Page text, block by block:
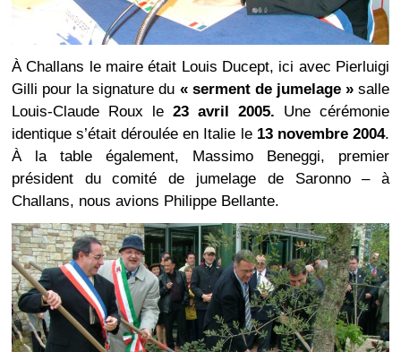
À Challans le maire était Louis Ducept, ici avec Pierluigi
Gilli pour la signature du « serment de jumelage » salle
Louis-Claude Roux le 23 avril 2005. Une cérémonie
identique s’était déroulée en Italie le 13 novembre 2004.
À la table également, Massimo Beneggi, premier
président du comité de jumelage de Saronno – à
Challans, nous avions Philippe Bellante.